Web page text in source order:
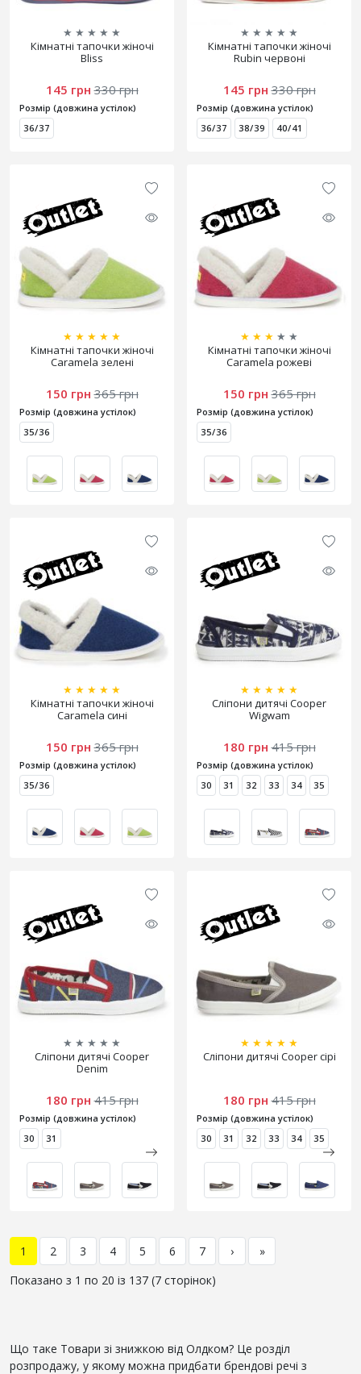
★ ★ ★ ★ ★
Кімнатні тапочки жіночі
Bliss
145 грн 330 грн
Розмір (довжина устілок)
36/37
★ ★ ★ ★ ★
Кімнатні тапочки жіночі
Rubin червоні
145 грн 330 грн
Розмір (довжина устілок)
36/37
38/39 40/41
★ ★ ★ ★ ★
Кімнатні тапочки жіночі
Caramela зелені
150 грн 365 грн
Розмір (довжина устілок)
35/36
★ ★ ★ ★ ★
Кімнатні тапочки жіночі
Caramela рожеві
150 грн 365 грн
Розмір (довжина устілок)
35/36
★ ★ ★ ★ ★
Кімнатні тапочки жіночі
Caramela сині
150 грн 365 грн
Розмір (довжина устілок)
35/36
★ ★ ★ ★ ★
Сліпони дитячі Cooper
Wigwam
180 грн 415 грн
Розмір (довжина устілок)
30
31 32 33 34 35
★ ★ ★ ★ ★
Сліпони дитячі Cooper
Denim
180 грн 415 грн
Розмір (довжина устілок)
30
31
★ ★ ★ ★ ★
Сліпони дитячі Cooper сірі
180 грн 415 грн
Розмір (довжина устілок)
30
31 32 33 34 35
1 2 3 4 5 6 7 ›
»
Показано з 1 по 20 із 137 (7 сторінок)
Що таке Товари зі знижкою від Олдком? Це розділ
розпродажу, у якому можна придбати брендові речі з